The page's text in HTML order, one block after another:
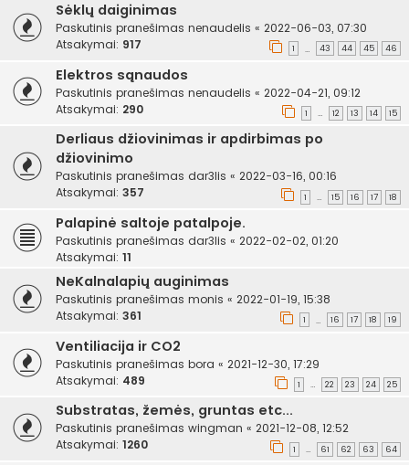
Sėklų daiginimas
Paskutinis pranešimas nenaudelis « 2022-06-03, 07:30
Atsakymai: 917 1 … 43 44 45 46
Elektros sąnaudos
Paskutinis pranešimas nenaudelis « 2022-04-21, 09:12
Atsakymai: 290 1 … 12 13 14 15
Derliaus džiovinimas ir apdirbimas po
džiovinimo
Paskutinis pranešimas dar3lis « 2022-03-16, 00:16
Atsakymai: 357 1 … 15 16 17 18
Palapinė saltoje patalpoje.
Paskutinis pranešimas dar3lis « 2022-02-02, 01:20
Atsakymai: 11
NeKalnalapių auginimas
Paskutinis pranešimas monis « 2022-01-19, 15:38
Atsakymai: 361 1 … 16 17 18 19
Ventiliacija ir CO2
Paskutinis pranešimas bora « 2021-12-30, 17:29
Atsakymai: 489 1 … 22 23 24 25
Substratas, žemės, gruntas etc...
Paskutinis pranešimas wingman « 2021-12-08, 12:52
Atsakymai: 1260 1 … 61 62 63 64